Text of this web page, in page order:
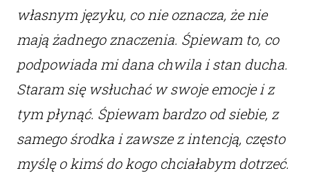
własnym języku, co nie oznacza, że nie
mają żadnego znaczenia. Śpiewam to, co
podpowiada mi dana chwila i stan ducha.
Staram się wsłuchać w swoje emocje i z
tym płynąć. Śpiewam bardzo od siebie, z
samego środka i zawsze z intencją, często
myślę o kimś do kogo chciałabym dotrzeć.